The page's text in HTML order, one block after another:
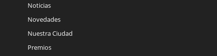
Noticias
Novedades
Nuestra Ciudad
Premios